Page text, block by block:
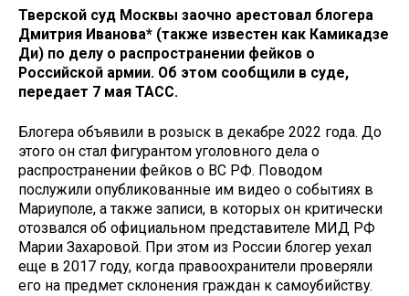
Тверской суд Москвы заочно арестовал блогера
Дмитрия Иванова* (также известен как Камикадзе
Ди) по делу о распространении фейков о
Российской армии. Об этом сообщили в суде,
передает 7 мая ТАСС.
Блогера объявили в розыск в декабре 2022 года. До
этого он стал фигурантом уголовного дела о
распространении фейков о ВС РФ. Поводом
послужили опубликованные им видео о событиях в
Мариуполе, а также записи, в которых он критически
отозвался об официальном представителе МИД РФ
Марии Захаровой. При этом из России блогер уехал
еще в 2017 году, когда правоохранители проверяли
его на предмет склонения граждан к самоубийству.